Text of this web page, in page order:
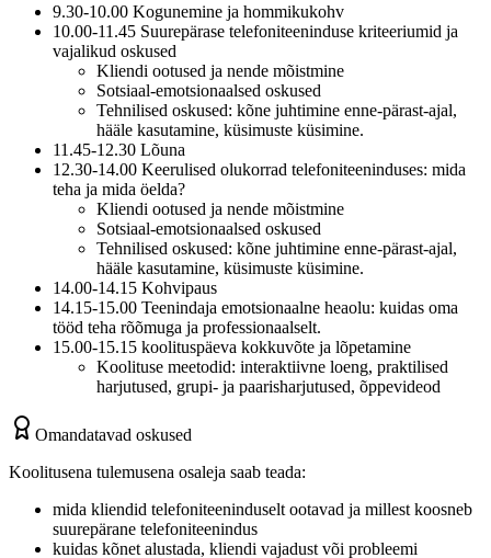
9.30-10.00 Kogunemine ja hommikukohv
10.00-11.45 Suurepärase telefoniteeninduse kriteeriumid ja
vajalikud oskused
Kliendi ootused ja nende mõistmine
Sotsiaal-emotsionaalsed oskused
Tehnilised oskused: kõne juhtimine enne-pärast-ajal,
hääle kasutamine, küsimuste küsimine.
11.45-12.30 Lõuna
12.30-14.00 Keerulised olukorrad telefoniteeninduses: mida
teha ja mida öelda?
Kliendi ootused ja nende mõistmine
Sotsiaal-emotsionaalsed oskused
Tehnilised oskused: kõne juhtimine enne-pärast-ajal,
hääle kasutamine, küsimuste küsimine.
14.00-14.15 Kohvipaus
14.15-15.00 Teenindaja emotsionaalne heaolu: kuidas oma
tööd teha rõõmuga ja professionaalselt.
15.00-15.15 koolituspäeva kokkuvõte ja lõpetamine
Koolituse meetodid: interaktiivne loeng, praktilised
harjutused, grupi- ja paarisharjutused, õppevideod
Omandatavad oskused
Koolitusena tulemusena osaleja saab teada:
mida kliendid telefoniteeninduselt ootavad ja millest koosneb
suurepärane telefoniteenindus
kuidas kõnet alustada, kliendi vajadust või probleemi